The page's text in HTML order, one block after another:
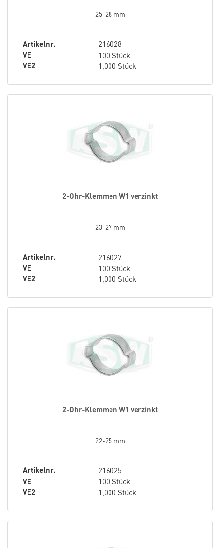
25-28 mm
Artikelnr.
216028
VE
100 Stück
VE2
1,000 Stück
2-Ohr-Klemmen W1 verzinkt
23-27 mm
Artikelnr.
216027
VE
100 Stück
VE2
1,000 Stück
2-Ohr-Klemmen W1 verzinkt
22-25 mm
Artikelnr.
216025
VE
100 Stück
VE2
1,000 Stück